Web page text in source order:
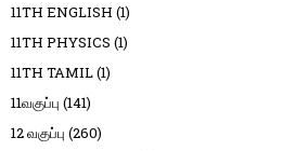
11TH ENGLISH (1)
11TH PHYSICS (1)
11TH TAMIL(1)
11வகுப்பு (141)
12 வகுப்பு (260)